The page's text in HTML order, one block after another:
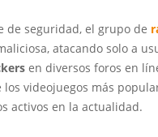
de seguridad, el grupo de
atacando solo a
en diversos foros en
videojuegos más
activos en la actualidad.